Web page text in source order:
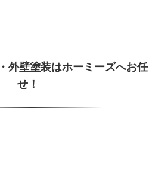
外壁塗装はホーミーズへお任
せ！